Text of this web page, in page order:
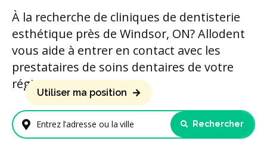
À la recherche de cliniques de dentisterie
esthétique près de Windsor, ON? Allodent
vous aide à entrer en contact avec les
prestataires de soins dentaires de votre
région.
Entrez l'adresse ou la ville
Utiliser ma position
Rechercher